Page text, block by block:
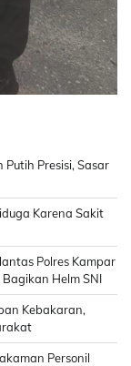
Putih Presisi, Sasar
Karena Sakit
Polres Kampar
Helm SNI
Kebakaran,
Personil